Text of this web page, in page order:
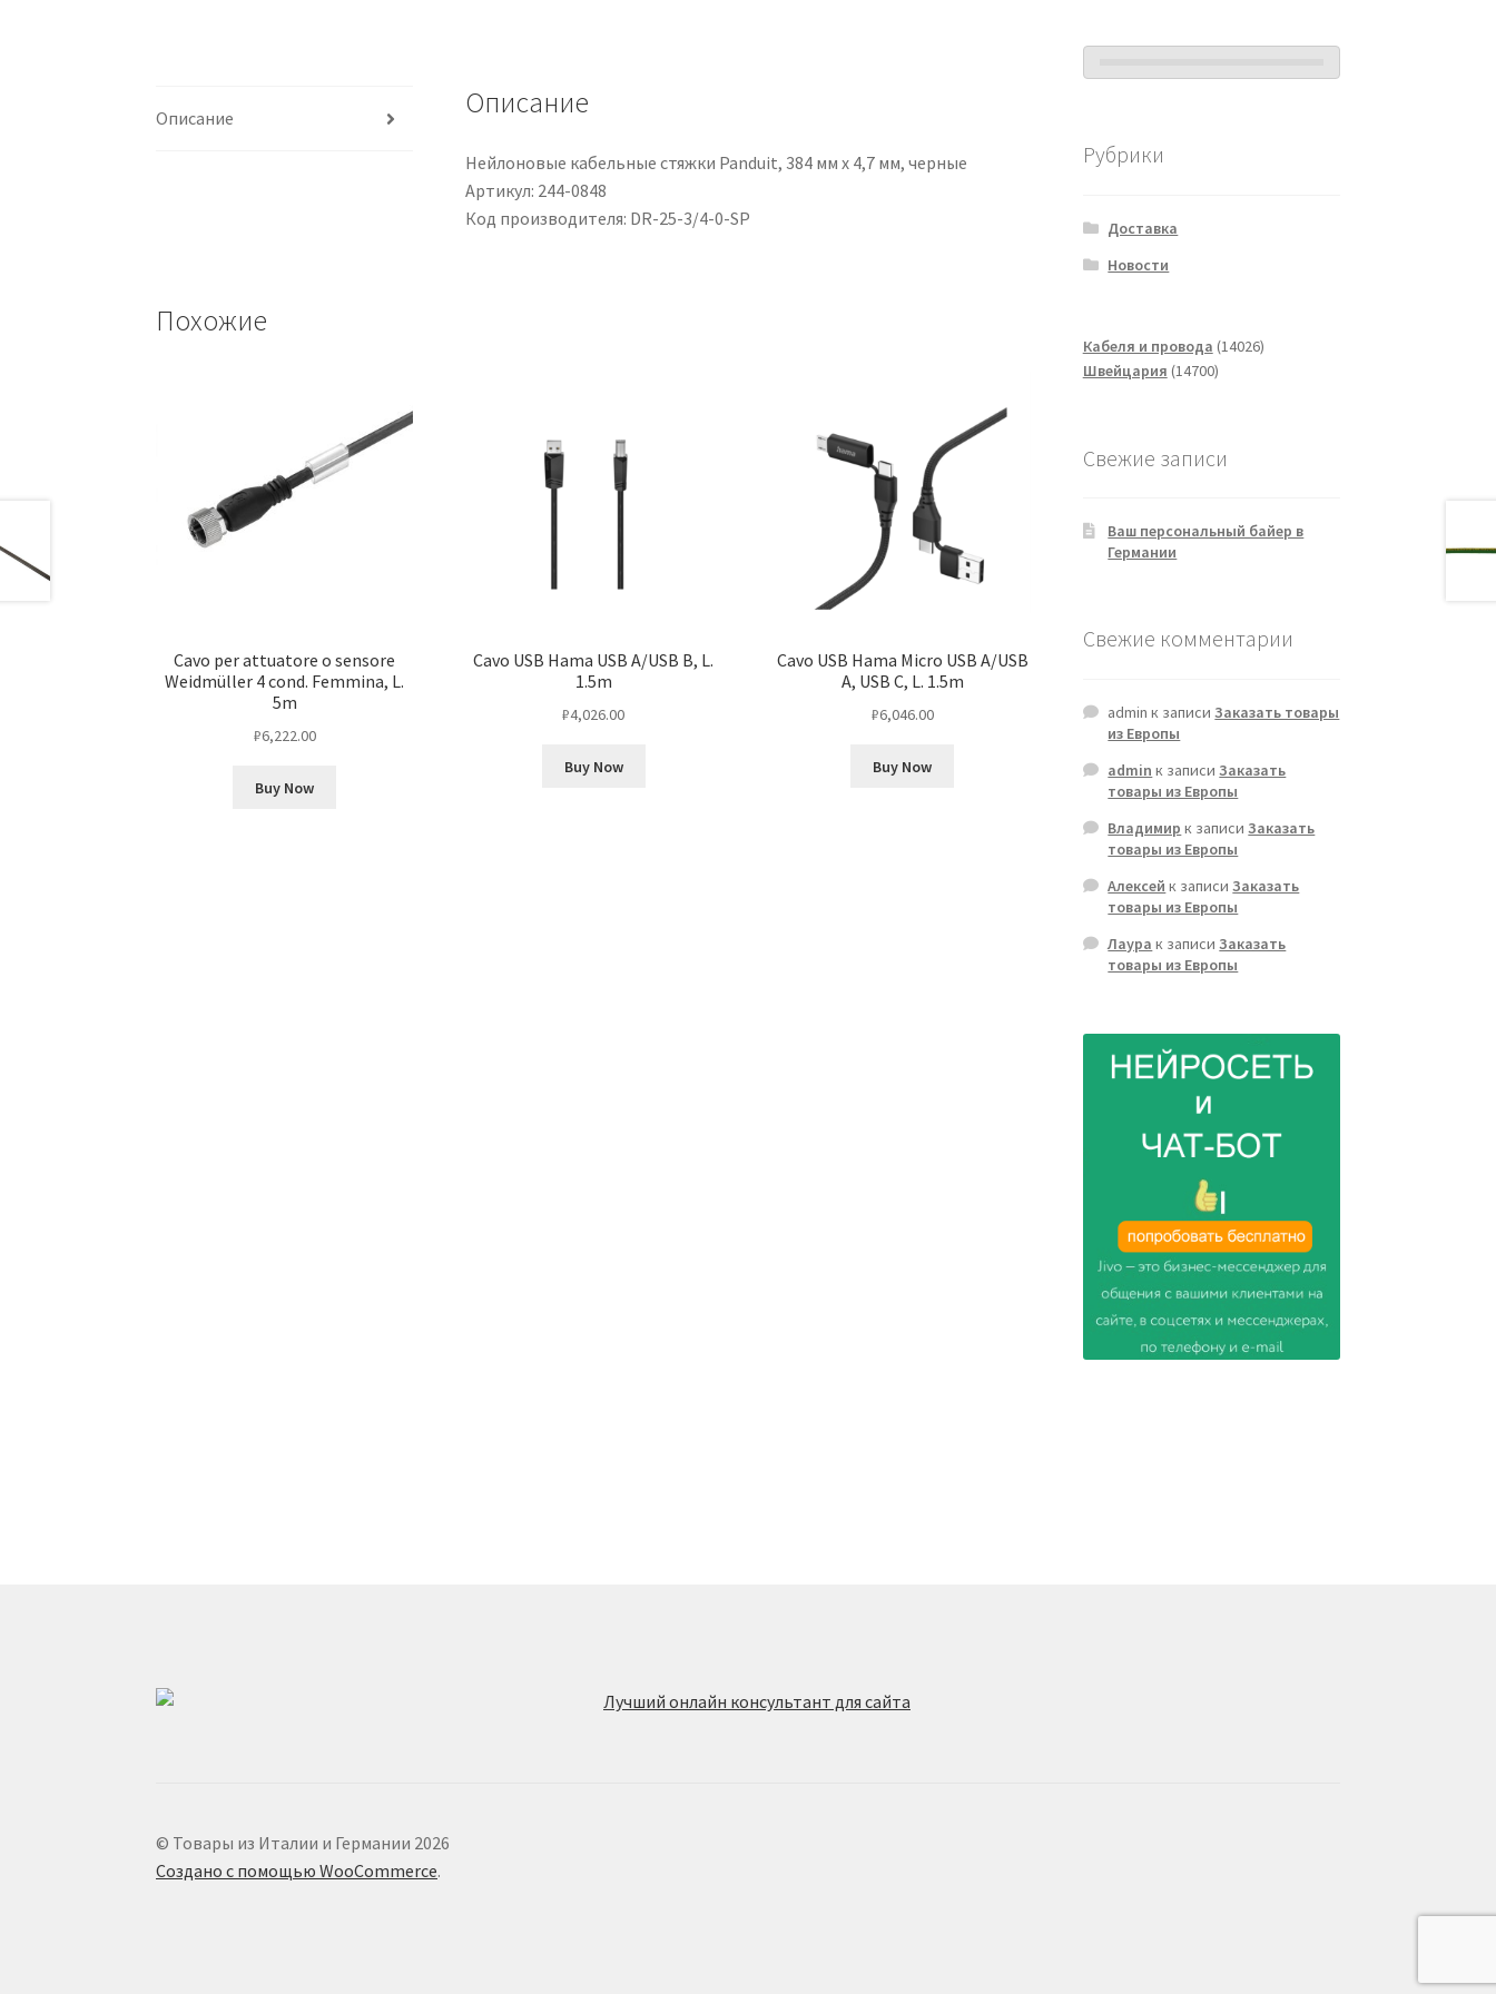
restringimento
30m
Описание Описание
Нейлоновые кабельные стяжки Panduit, 384 мм x 4,7 мм, черные
Артикул: 244-0848
Код производителя: DR-25-3/4-0-SP
Похожие
Cavo per attuatore o sensore
Weidmüller 4 cond. Femmina, L.
5m
₽6,222.00
Buy Now
Cavo USB Hama USB A/USB B, L.
1.5m
₽4,026.00
Buy Now
Cavo USB Hama Micro USB A/USB
A, USB C, L. 1.5m
₽6,046.00
Buy Now
Рубрики
Доставка
Новости
Кабеля и провода 1402614026
Швейцария 1470014700
Свежие записи
Ваш персональный байер в
Германии
Свежие комментарии
admin к записиЗаказать товары
из Европы
admin к записиЗаказать
товары из Европы
Владимир к записиЗаказать
товары из Европы
Алексей к записиЗаказать
товары из Европы
Лаура к записиЗаказать
товары из Европы
© Товары из Италии и Германии 2026
Создано с помощью WooCommerce.